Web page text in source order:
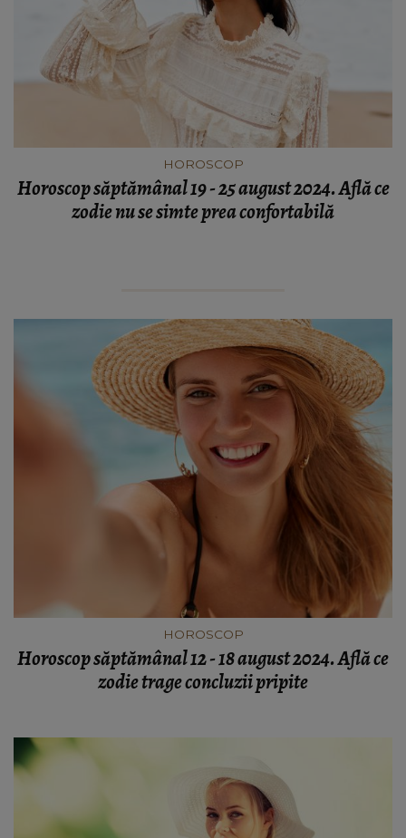
HOROSCOP
Horoscop săptămânal 19 - 25 august 2024. Află ce
zodie nu se simte prea confortabilă
HOROSCOP
Horoscop săptămânal 12 - 18 august 2024. Află ce
zodie trage concluzii pripite